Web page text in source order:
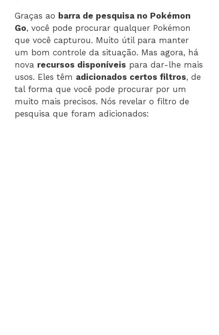
Graças ao barra de pesquisa no Pokémon
Go, você pode procurar qualquer Pokémon
que você capturou. Muito útil para manter
um bom controle da situação. Mas agora, há
nova recursos disponíveis para dar-lhe mais
usos. Eles têm adicionados certos filtros, de
tal forma que você pode procurar por um
muito mais precisos. Nós revelar o filtro de
pesquisa que foram adicionados: